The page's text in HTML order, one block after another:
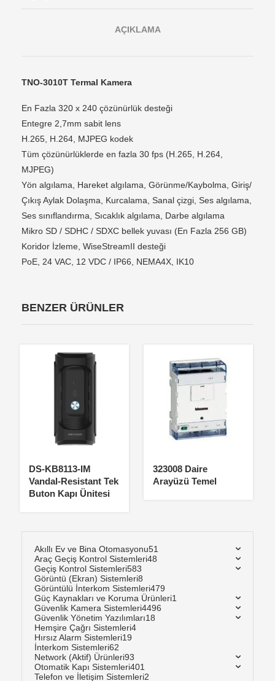
AÇIKLAMA
TNO-3010T Termal Kamera
En Fazla 320 x 240 çözünürlük desteği
Entegre 2,7mm sabit lens
H.265, H.264, MJPEG kodek
Tüm çözünürlüklerde en fazla 30 fps (H.265, H.264,
MJPEG)
Yön algılama, Hareket algılama, Görünme/Kaybolma, Giriş/
Çıkış Aylak Dolaşma, Kurcalama, Sanal çizgi, Ses algılama,
Ses sınıflandırma, Sıcaklık algılama, Darbe algılama
Mikro SD / SDHC / SDXC bellek yuvası (En Fazla 256 GB)
Koridor İzleme, WiseStreamII desteği
PoE, 24 VAC, 12 VDC / IP66, NEMA4X, IK10
BENZER ÜRÜNLER
DS-KB8113-IM
Vandal-Resistant Tek
Buton Kapı Ünitesi
323008 Daire
Arayüzü Temel
Akıllı Ev ve Bina Otomasyonu51
Araç Geçiş Kontrol Sistemleri48
Geçiş Kontrol Sistemleri583
Görüntü (Ekran) Sistemleri8
Görüntülü İnterkom Sistemleri479
Güç Kaynakları ve Koruma Ürünleri1
Güvenlik Kamera Sistemleri4496
Güvenlik Yönetim Yazılımları18
Hemşire Çağrı Sistemleri4
Hırsız Alarm Sistemleri19
İnterkom Sistemleri62
Network (Aktif) Ürünleri93
Otomatik Kapı Sistemleri401
Telefon ve İletişim Sistemleri2